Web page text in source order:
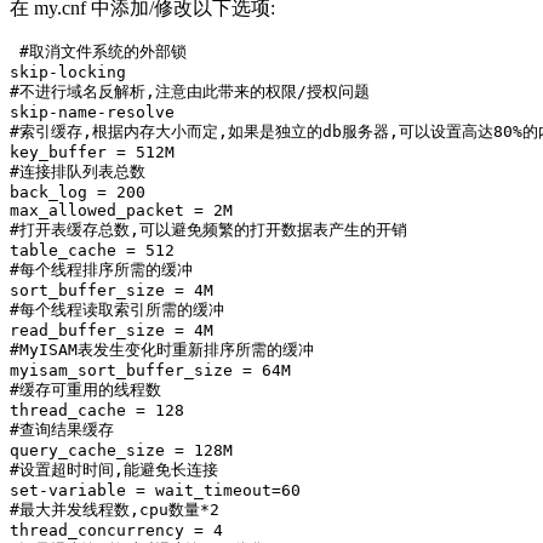
在 my.cnf 中添加/修改以下选项:
#取消文件系统的外部锁
skip-locking
#不进行域名反解析,注意由此带来的权限/授权问题
skip-name-resolve
#索引缓存,根据内存大小而定,如果是独立的db服务器,可以设置高达80%的
key_buffer = 512M
#连接排队列表总数
back_log = 200
max_allowed_packet = 2M
#打开表缓存总数,可以避免频繁的打开数据表产生的开销
table_cache = 512
#每个线程排序所需的缓冲
sort_buffer_size = 4M
#每个线程读取索引所需的缓冲
read_buffer_size = 4M
#MyISAM表发生变化时重新排序所需的缓冲
myisam_sort_buffer_size = 64M
#缓存可重用的线程数
thread_cache = 128
#查询结果缓存
query_cache_size = 128M
#设置超时时间,能避免长连接
set-variable = wait_timeout=60
#最大并发线程数,cpu数量*2
thread_concurrency = 4